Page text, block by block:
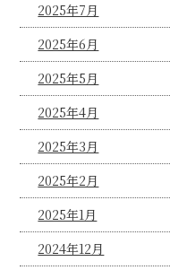
2025年7月
2025年6月
2025年5月
2025年4月
2025年3月
2025年2月
2025年1月
2024年12月